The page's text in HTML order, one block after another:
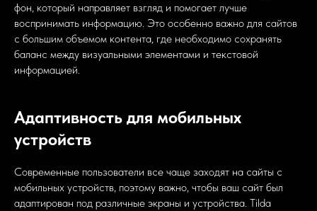
фон, который направляет взгляд и помогает лучше
воспринимать информацию. Это особенно важно для сайтов
с большим объемом контента, где необходимо сохранять
баланс между визуальными элементами и текстовой
информацией.
Адаптивность для мобильных
устройств
Современные пользователи все чаще заходят на сайты с
мобильных устройств, поэтому важно, чтобы ваш сайт был
адаптирован под различные экраны и устройства. Тilda